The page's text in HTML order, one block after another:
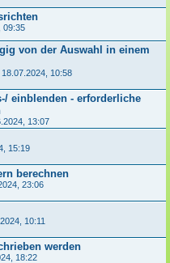
09:35
von der Auswahl in einem
18.07.2024, 10:58
einblenden - erforderliche
13:07
15:19
berechnen
23:06
10:11
werden
18:22